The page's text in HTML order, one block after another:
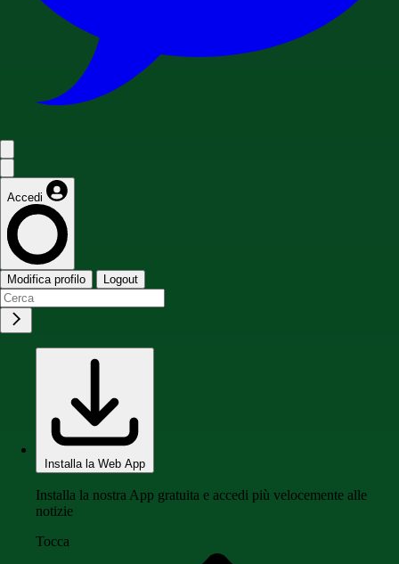
Accedi
Modifica profilo Logout
Installa la Web App
Installa la nostra App gratuita e accedi più velocemente alle
notizie
Tocca